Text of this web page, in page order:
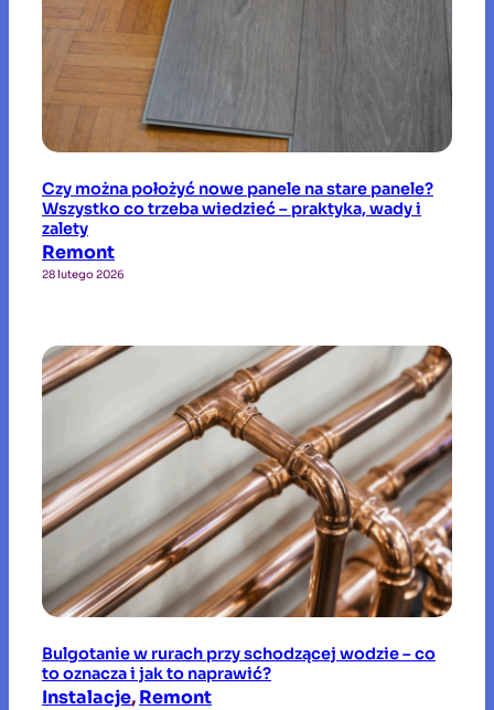
Czy można położyć nowe panele na stare panele?
Wszystko co trzeba wiedzieć – praktyka, wady i
zalety
Remont
28 lutego 2026
Bulgotanie w rurach przy schodzącej wodzie – co
to oznacza i jak to naprawić?
Instalacje, Remont